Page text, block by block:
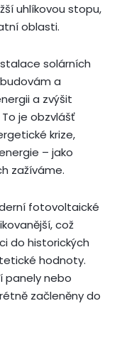
uhlíkovou stopu,
oblasti.
solárních
a
a zvýšit
je obzvlášť
krize,
– jako
zažíváme.
fotovoltaické
což
do historických
hodnoty.
panely nebo
začleněny do